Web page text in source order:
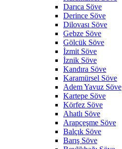
Darıca Söve
Derince Söve
Dilovası Söve
Gebze Söve
Gölcük Söve
İzmit Söve
İznik Söve
Kandıra Söve
Karamürsel Söve
Adem Yavuz Söve
Kartepe Söve
Körfez Söve
Ahatlı Söve
Arapçeşme Söve
Balçık Söve
Barış Söve